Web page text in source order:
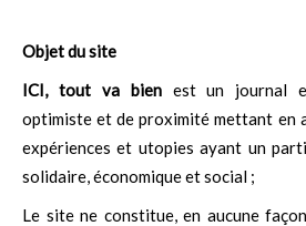
Objet du site
ICI, tout va bien est un journal
optimiste et de proximité mettant en
expériences et utopies ayant un
solidaire, économique et social ;
Le site ne constitue, en aucune